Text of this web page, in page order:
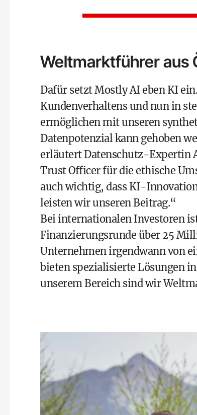
Weltmarktführer aus
Dafür setzt Mostly AI eben KI
Kundenverhaltens und nun in
ermöglichen mit unseren
Datenpotenzial kann gehoben
erläutert Datenschutz-Expertin
Trust Officer für die ethische
auch wichtig, dass KI-
leisten wir unseren Beitrag.“
Bei internationalen Investoren
Finanzierungsrunde über 25
Unternehmen irgendwann von
bieten spezialisierte Lösungen
unserem Bereich sind wir